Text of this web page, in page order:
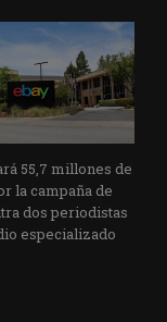
55,7 millones de
la campaña de
dos periodistas
especializado